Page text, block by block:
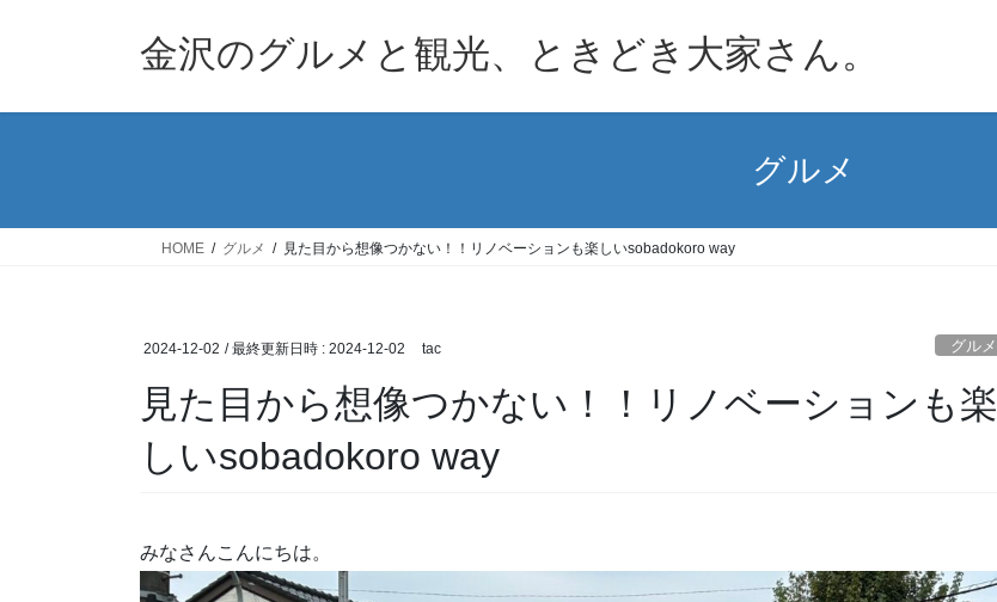
金沢のグルメと観光、ときどき大家さん。
グルメ
HOME グルメ 見た目から想像つかない！！リノベーションも楽しいsobadokoro way
2024-12-02 / 最終更新日時 : 2024-12-02 tac グルメ
見た目から想像つかない！！リノベーションも楽
しいsobadokoro way
みなさんこんにちは。